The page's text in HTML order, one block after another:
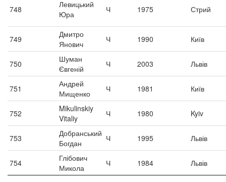
748
Левицький
Юра
Ч 1975 Стрий
749
Дмитро
Янович
Ч 1990 Київ
750
Шуман
Євгеній
Ч 2003 Львів
751
Андрей
Мищенко
Ч 1981 Київ
752
Mikulinskiy
Vitaliy
Ч 1980 Kyiv
753
Добранський
Богдан
Ч 1995 Львів
754
Глібович
Микола
Ч 1984 Львів